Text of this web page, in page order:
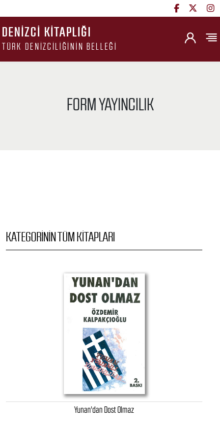
DENIZCI KITAPLIĞI
TÜRK DENIZCILIĞININ BELLEĞI
FORM YAYINCILIK
KATEGORININ TÜM KITAPLARI
Yunan'dan Dost Olmaz